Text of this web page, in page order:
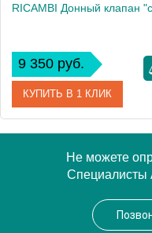
RICAMBI Донный клапан
9 350 руб.
КУПИТЬ В 1 КЛИК
Производитель
Не можете
Специалисты